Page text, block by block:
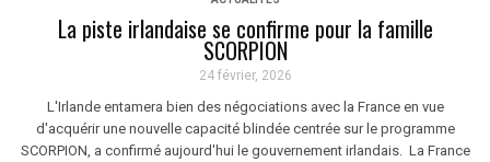
La piste irlandaise se confirme pour la famille
SCORPION
24 février, 2026
L'Irlande entamera bien des négociations avec la France en vue
d'acquérir une nouvelle capacité blindée centrée sur le programme
SCORPION, a confirmé aujourd'hui le gouvernement irlandais. La France